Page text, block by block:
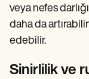
veya nefes
daha da
edebilir.
Sinirlilik ve